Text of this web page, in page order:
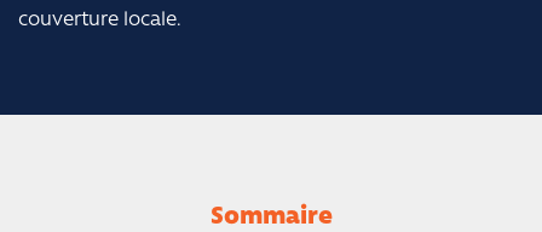
couverture locale.
Sommaire